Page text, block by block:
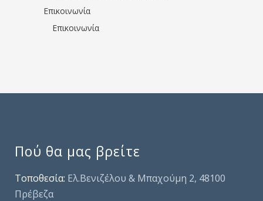
Επικοινωνία
Επικοινωνία
Πού θα μας βρείτε
Τοποθεσία: Ελ.Βενιζέλου & Μπαχούμη 2, 48100
Πρέβεζα